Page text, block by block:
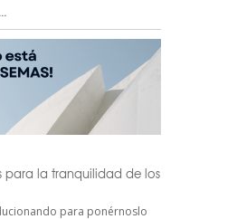
para la tranquilidad de los
para ponérnoslo